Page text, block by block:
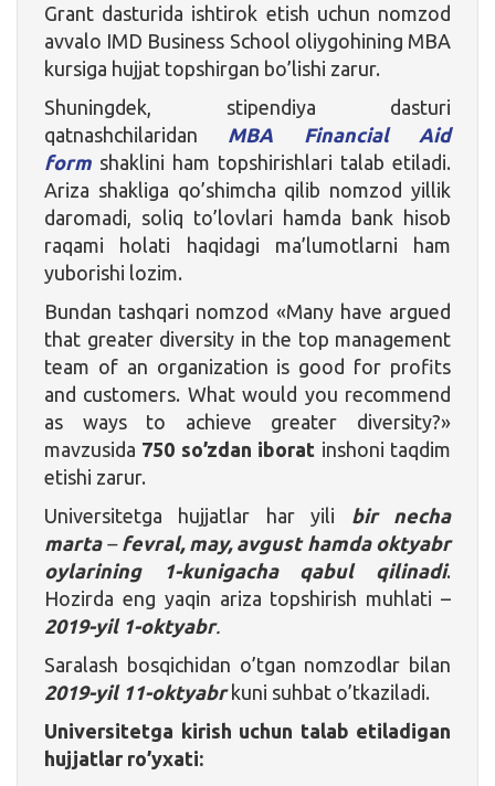
Grant dasturida ishtirok etish uchun nomzod
avvalo IMD Business School oliygohining MBA
kursiga hujjat topshirgan bo’lishi zarur.
Shuningdek, stipendiya dasturi
qatnashchilaridan MBA Financial Aid
form shaklini ham topshirishlari talab etiladi.
Ariza shakliga qo’shimcha qilib nomzod yillik
daromadi, soliq to’lovlari hamda bank hisob
raqami holati haqidagi ma’lumotlarni ham
yuborishi lozim.
Bundan tashqari nomzod «Many have argued
that greater diversity in the top management
team of an organization is good for profits
and customers. What would you recommend
as ways to achieve greater diversity?»
mavzusida 750 so’zdan iborat inshoni taqdim
etishi zarur.
Universitetga hujjatlar har yili
bir necha
marta– fevral, may, avgust hamda oktyabr
oylarining 1-kunigacha qabul qilinadi.
Hozirda eng yaqin ariza topshirish muhlati –
2019-yil 1-oktyabr.
Saralash bosqichidan o’tgan nomzodlar bilan
2019-yil 11-oktyabrkuni suhbat o’tkaziladi.
Universitetga kirish uchun talab etiladigan
hujjatlar ro’yxati: